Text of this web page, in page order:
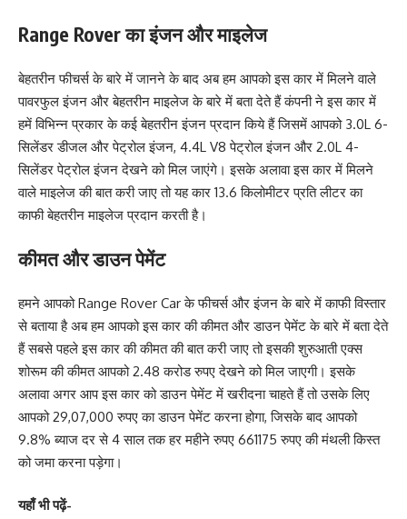
Range Rover का इंजन और माइलेज
बेहतरीन फीचर्स के बारे में जानने के बाद अब हम आपको इस कार में मिलने वाले
पावरफुल इंजन और बेहतरीन माइलेज के बारे में बता देते हैं कंपनी ने इस कार में
हमें विभिन्न प्रकार के कई बेहतरीन इंजन प्रदान किये हैं जिसमें आपको 3.0L 6-
सिलेंडर डीजल और पेट्रोल इंजन, 4.4L V8 पेट्रोल इंजन और 2.0L 4-
सिलेंडर पेट्रोल इंजन देखने को मिल जाएंगे। इसके अलावा इस कार में मिलने
वाले माइलेज की बात करी जाए तो यह कार 13.6 किलोमीटर प्रति लीटर का
काफी बेहतरीन माइलेज प्रदान करती है।
कीमत और डाउन पेमेंट
हमने आपको Range Rover Car के फीचर्स और इंजन के बारे में काफी विस्तार
से बताया है अब हम आपको इस कार की कीमत और डाउन पेमेंट के बारे में बता देते
हैं सबसे पहले इस कार की कीमत की बात करी जाए तो इसकी शुरुआती एक्स
शोरूम की कीमत आपको 2.48 करोड रुपए देखने को मिल जाएगी। इसके
अलावा अगर आप इस कार को डाउन पेमेंट में खरीदना चाहते हैं तो उसके लिए
आपको 29,07,000 रुपए का डाउन पेमेंट करना होगा, जिसके बाद आपको
9.8% ब्याज दर से 4 साल तक हर महीने रुपए 661175 रुपए की मंथली किस्त
को जमा करना पड़ेगा।
यहाँ भी पढ़ें-